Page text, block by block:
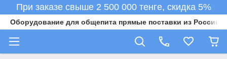
При заказе свыше 2 500 000 тенге, скидка 5%
Оборудование для общепита прямые поставки из России в